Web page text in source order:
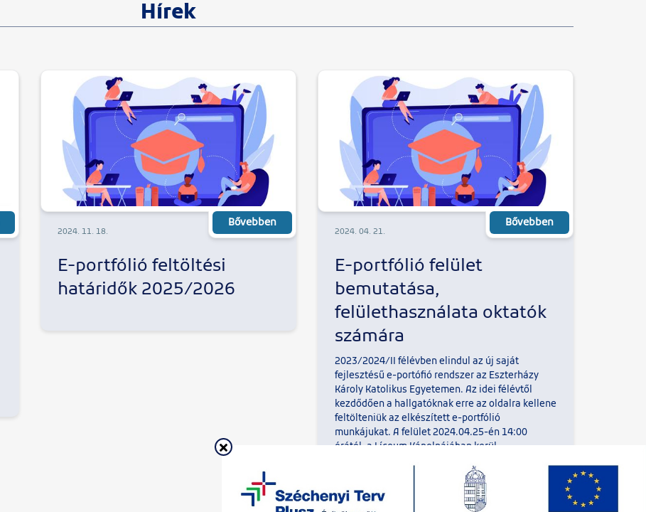
Hírek
2024. 11. 18.
E-portfólió feltöltési
határidők 2025/2026
Bővebben
2024. 04. 21.
E-portfólió felület
bemutatása,
felülethasználata oktatók
számára
2023/2024/II félévben elindul az új saját
fejlesztésű e-portófió rendszer az Eszterházy
Károly Katolikus Egyetemen. Az idei félévtől
kezdődően a hallgatóknak erre az oldalra kellene
feltölteniük az elkészített e-portfólió
munkájukat. A felület 2024.04.25-én 14:00
órától, a Líceum Kápolnájában kerül
Bővebben